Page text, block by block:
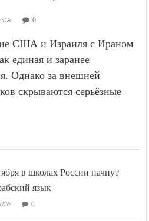
США и Израиля с Ираном
единая и заранее
Однако за внешней
скрываются серьёзные
в школах России начнут
язык